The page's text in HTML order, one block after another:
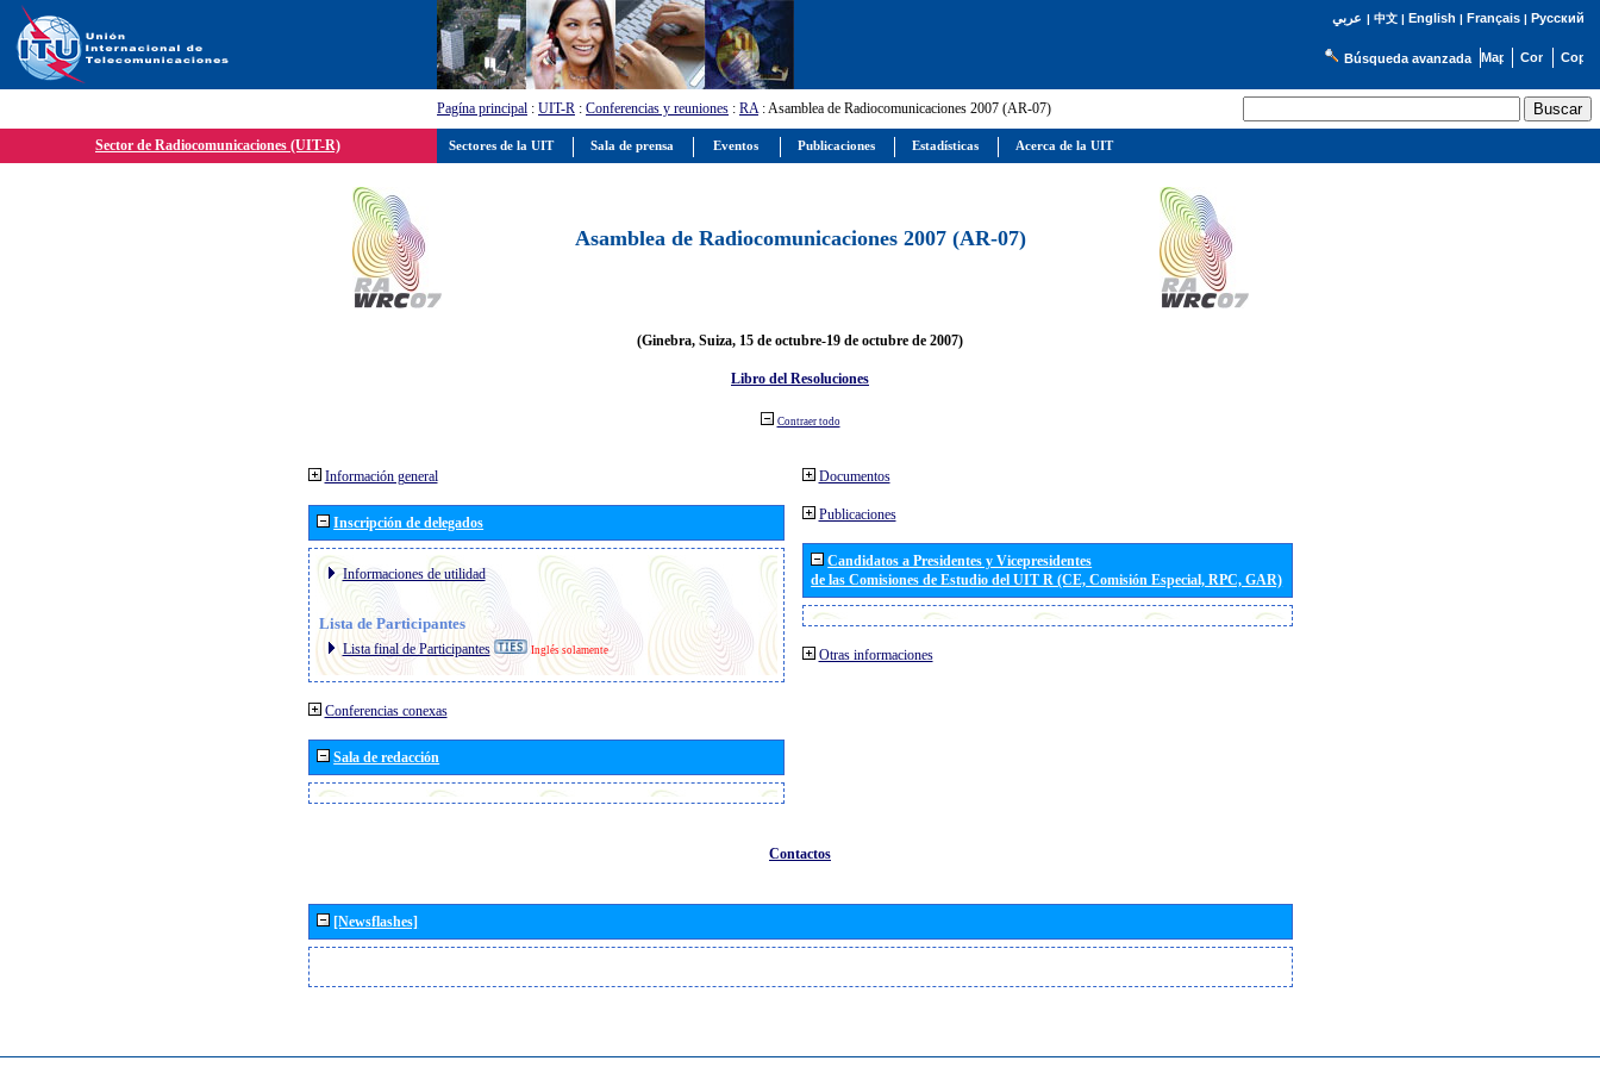
عربي | 中文| English | Français| Русский
Búsqueda avanzada
Pagína principal : UIT-R : Conferencias y reuniones : RA: Asamblea de Radiocomunicaciones 2007 (AR-07)
Sector de Radiocomunicaciones (UIT-R)
Asamblea de Radiocomunicaciones 2007 (AR-07)
(Ginebra, Suiza, 15 de octubre-19 de octubre de 2007)
Libro del Resoluciones
Contraer todo
Información general
Inscripción de delegados
Informaciones de utilidad
Lista de Participantes
Lista final de Participantes Inglés solamente
Conferencias conexas
Sala de redacción
Documentos
Publicaciones
Candidatos a Presidentes y Vicepresidentes
de las Comisiones de Estudio del UIT R (CE, Comisión Especial, RPC, GAR)
Otras informaciones
Contactos
[Newsflashes]
Sectores de la UIT Sala de prensa Eventos Publicaciones Estadísticas Acerca de la UIT